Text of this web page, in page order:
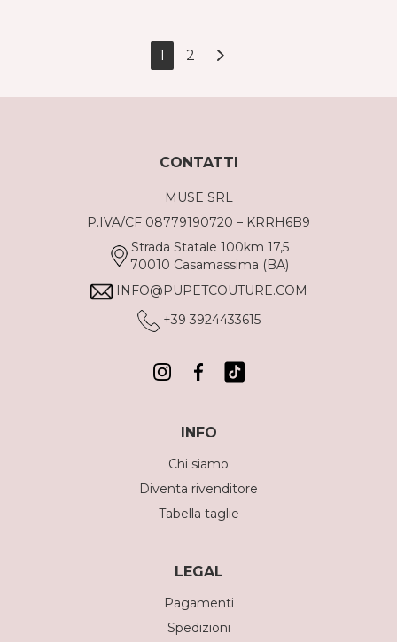
1 2
CONTATTI
MUSE SRL
P.IVA/CF 08779190720 – KRRH6B9
Strada Statale 100km 17,5
70010 Casamassima (BA)
INFO@PUPETCOUTURE.COM
+39 3924433615
INFO
Chi siamo
Diventa rivenditore
Tabella taglie
LEGAL
Pagamenti
Spedizioni